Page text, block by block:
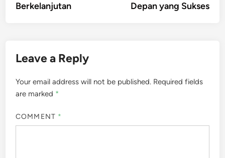
Berkelanjutan
Depan yang Sukses
Leave a Reply
Your email address will not be published. Required fields
are marked *
COMMENT *